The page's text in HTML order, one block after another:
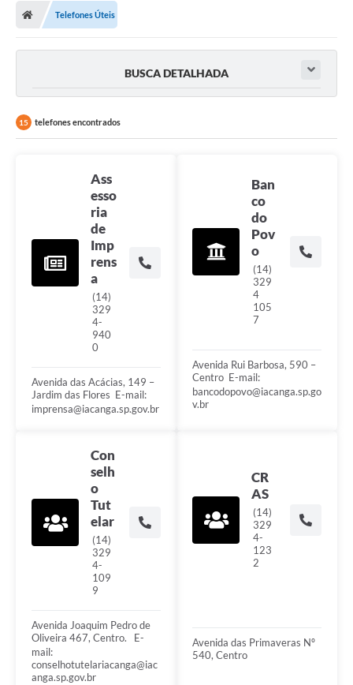
Diário Oficial
Transparência
Internet Gratuita
FAQ / Perguntas e Respostas Frequentes
Telefones Úteis
BUSCA DETALHADA
15 telefones encontrados
Ass
esso
ria
de
Imp
rens
a
(14)
329
4-
940
0
Avenida das Acácias, 149 –
Jardim das Flores ㅤㅤㅤㅤㅤㅤㅤㅤㅤㅤㅤㅤㅤㅤㅤㅤㅤㅤㅤㅤㅤㅤㅤㅤㅤㅤㅤㅤㅤㅤㅤㅤㅤㅤㅤㅤㅤㅤㅤㅤㅤㅤㅤㅤㅤㅤㅤㅤㅤㅤㅤㅤㅤㅤㅤㅤㅤㅤㅤㅤㅤ E-mail:
imprensa@iacanga.sp.gov.br
Ban
co
do
Pov
o
(14)
329
4
105
7
Avenida Rui Barbosa, 590 –
Centro ㅤㅤㅤㅤㅤㅤㅤㅤㅤㅤㅤㅤㅤㅤㅤㅤㅤㅤㅤㅤㅤㅤㅤㅤㅤㅤㅤㅤㅤㅤㅤㅤㅤㅤㅤㅤㅤㅤㅤㅤㅤㅤㅤㅤㅤㅤㅤㅤㅤㅤㅤㅤㅤㅤㅤㅤㅤㅤㅤㅤㅤㅤㅤㅤㅤ E-mail:
bancodopovo@iacanga.sp.go
v.br
Con
selh
o
Tut
elar
(14)
329
4-
109
9
Avenida Joaquim Pedro de
Oliveira 467, Centro. ㅤㅤㅤㅤㅤ ㅤㅤㅤㅤㅤㅤㅤㅤㅤㅤㅤㅤㅤㅤㅤㅤㅤㅤㅤㅤㅤㅤㅤㅤㅤㅤㅤㅤㅤㅤㅤㅤㅤㅤㅤㅤㅤㅤㅤㅤㅤㅤㅤㅤㅤㅤㅤㅤㅤㅤㅤㅤㅤㅤㅤㅤㅤㅤㅤㅤ E-
mail:
conselhotutelariacanga@iac
anga.sp.gov.br
CR
AS
(14)
329
4-
123
2
Avenida das Primaveras Nº
540, Centro